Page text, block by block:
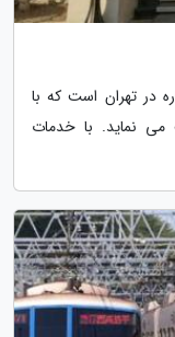
در تهران است که با
می نماید. با خدمات